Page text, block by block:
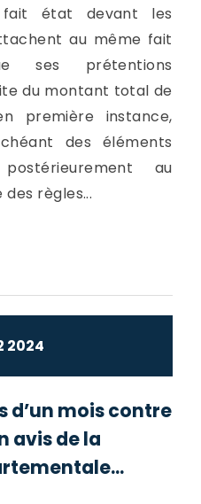
état devant les
au même fait
ses prétentions
du montant total de
première instance,
des éléments
au
règles...
2024
d’un mois contre
avis de la